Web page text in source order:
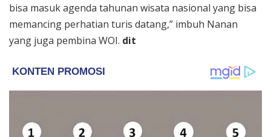
bisa masuk agenda tahunan wisata nasional yang bisa
memancing perhatian turis datang,” imbuh Nanan
yang juga pembina WOI. dit